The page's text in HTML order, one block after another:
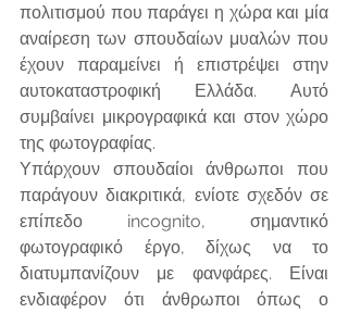
πολιτισμού που παράγει η χώρα και μία
αναίρεση των σπουδαίων μυαλών που
έχουν παραμείνει ή επιστρέψει στην
αυτοκαταστροφική Ελλάδα. Αυτό
συμβαίνει μικρογραφικά και στον χώρο
της φωτογραφίας.
Υπάρχουν σπουδαίοι άνθρωποι που
παράγουν διακριτικά, ενίοτε σχεδόν σε
επίπεδο incognito, σημαντικό
φωτογραφικό έργο, δίχως να το
διατυμπανίζουν με φανφάρες. Είναι
ενδιαφέρον ότι άνθρωποι όπως ο